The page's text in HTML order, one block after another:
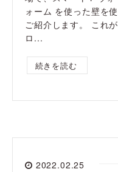
ォーム を使った壁を
ご紹介します。 これ
ロ...
続きを読む
2022.02.25